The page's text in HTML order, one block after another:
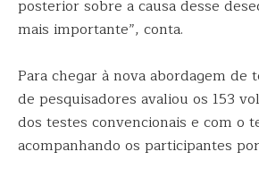
posterior sobre a causa desse
mais importante”, conta.
Para chegar à nova abordagem de
de pesquisadores avaliou os 153
dos testes convencionais e com o
acompanhando os participantes